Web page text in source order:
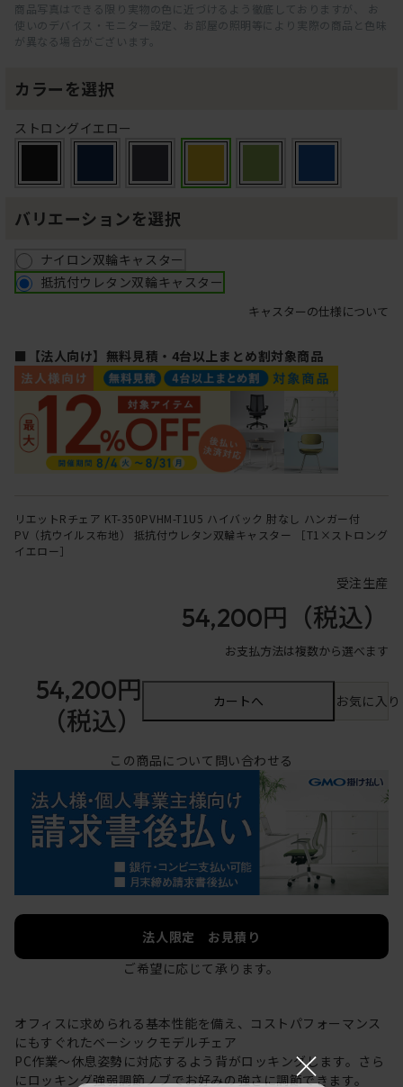
商品写真はできる限り実物の色に近づけるよう徹底しておりますが、 お
使いのデバイス・モニター設定、お部屋の照明等により実際の商品と色味
が異なる場合がございます。
カラーを選択
ストロングイエロー
バリエーションを選択
ナイロン双輪キャスター
抵抗付ウレタン双輪キャスター
キャスターの仕様について
■【法人向け】無料見積・4台以上まとめ割対象商品
リエットRチェア KT-350PVHM-T1U5 ハイバック 肘なし ハンガー付
PV（抗ウイルス布地） 抵抗付ウレタン双輪キャスター ［T1×ストロング
イエロー］
受注生産
54,200円 （税込）
お支払方法は複数から選べます
54,200円
（税込）
カートへ お気に入
この商品について問い合わせる
法人限定 お見積り
ご希望に応じて承ります。
オフィスに求められる基本性能を備え、コストパフォーマンス
にもすぐれたベーシックモデルチェア
PC作業～休息姿勢に対応するよう背がロッキングします。さら
にロッキング強弱調節ノブでお好みの強さに調節できます。
×